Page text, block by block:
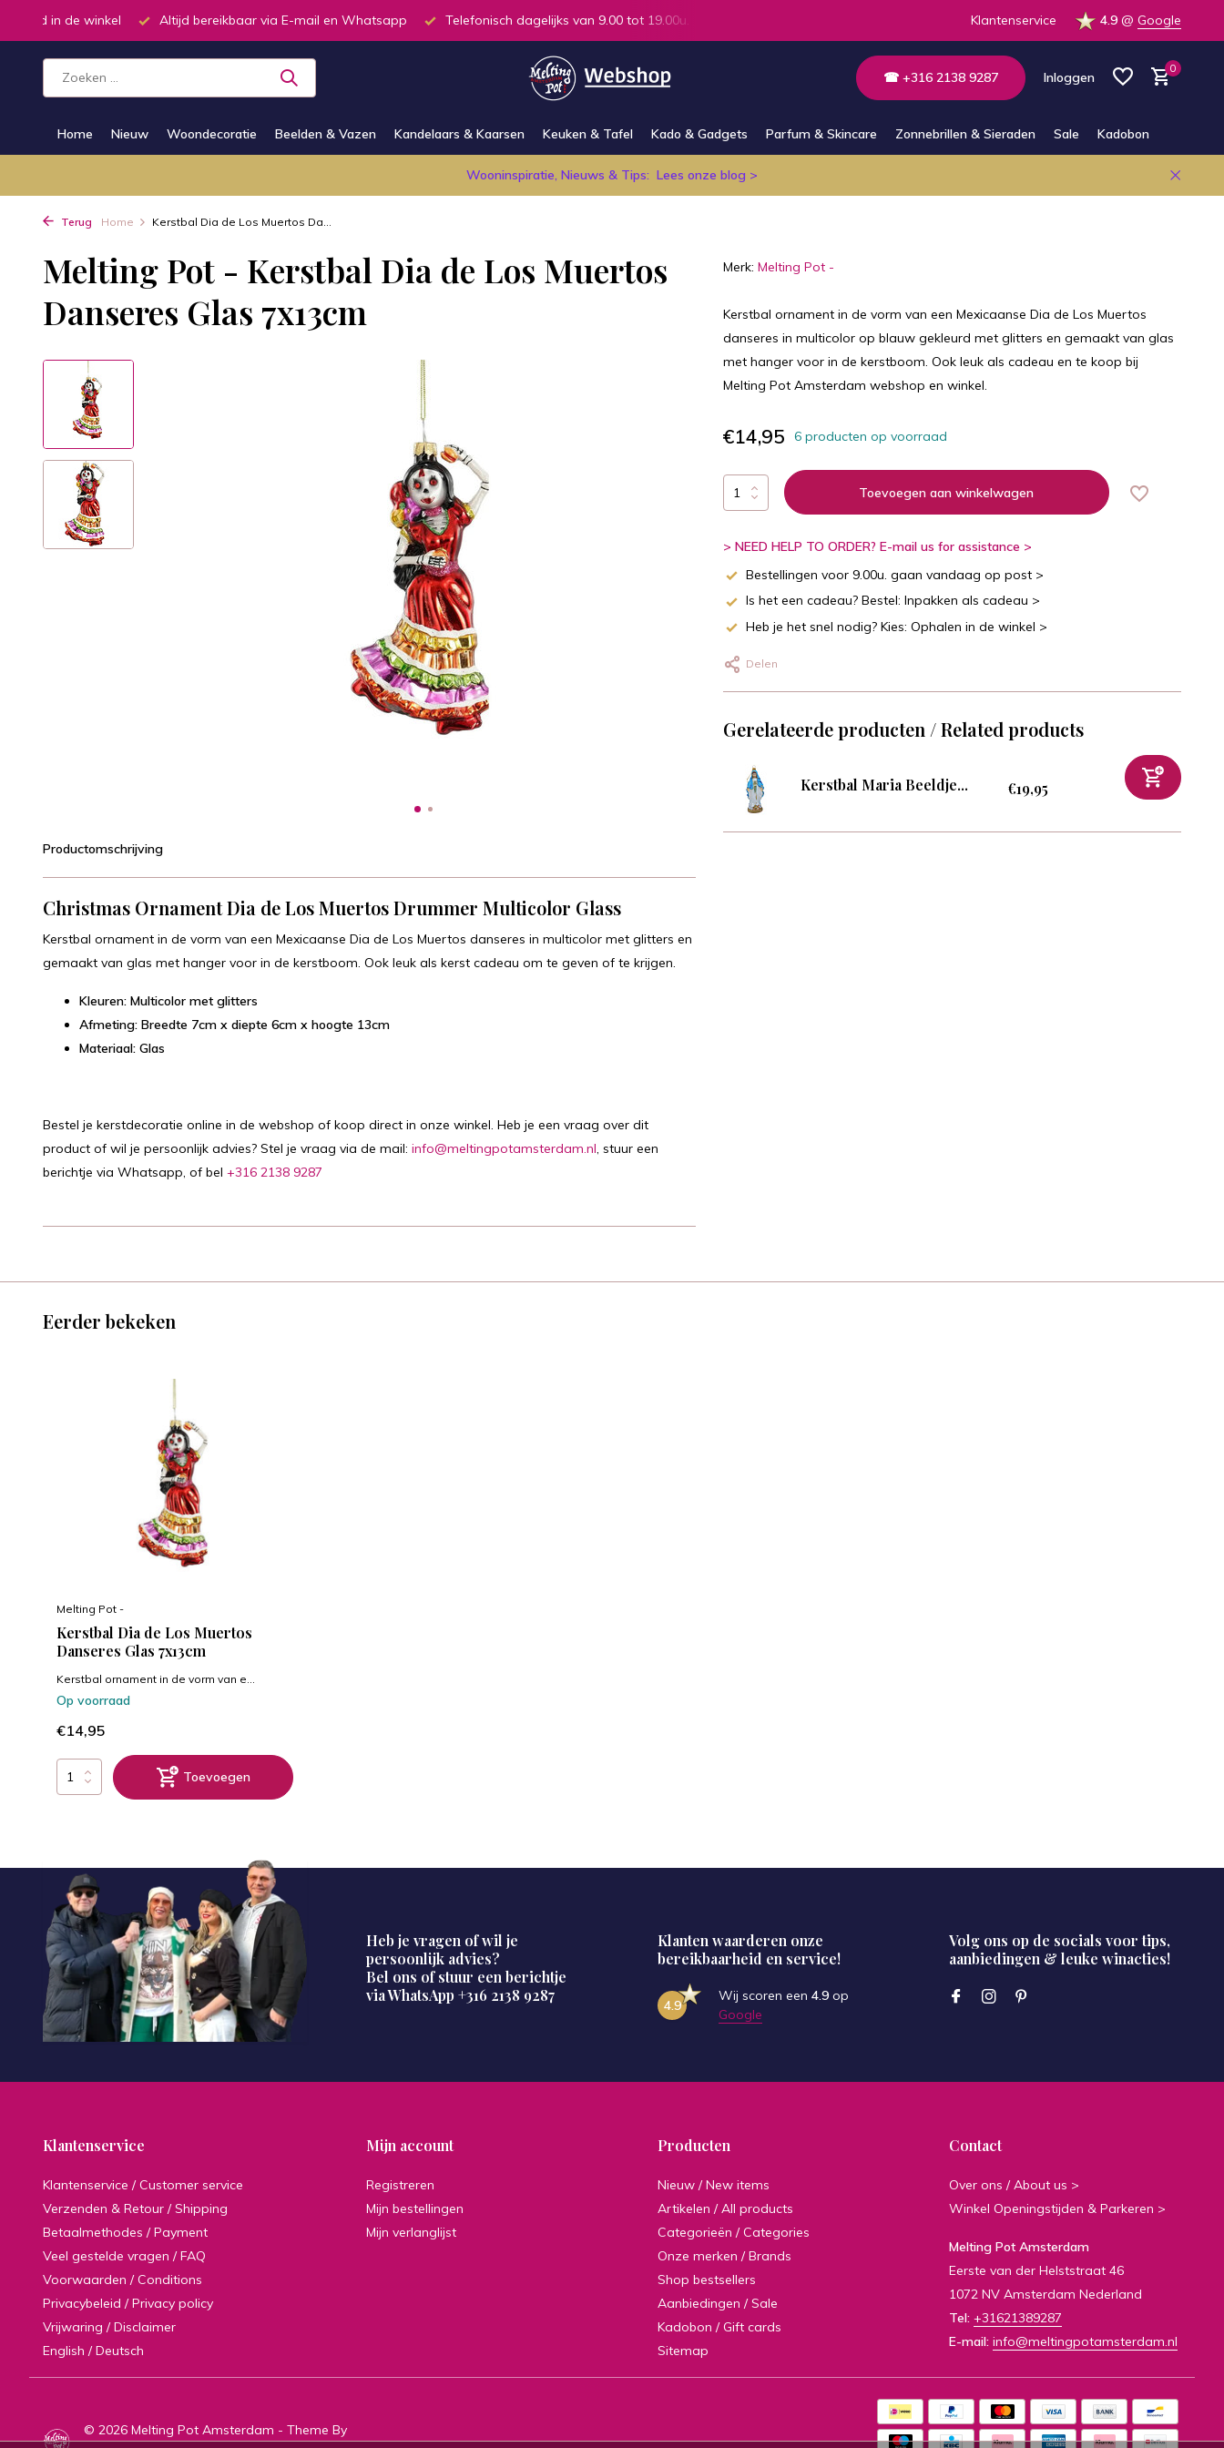
in de winkel Altijd bereikbaar via E-mail en Whatsapp Telefonisch dagelijks van 9.00 tot 19.00u. Klantenservice 4.9 @ Google
☎ +316 2138 9287 Inloggen
0
Home Nieuw Woondecoratie Beelden & Vazen Kandelaars & Kaarsen Keuken & Tafel Kado & Gadgets Parfum & Skincare Zonnebrillen & Sieraden Sale Kadobon
Wooninspiratie, Nieuws & Tips: Lees onze blog >
Terug Home Kerstbal Dia de Los Muertos Da...
Melting Pot - Kerstbal Dia de Los Muertos
Danseres Glas 7x13cm
Productomschrijving
Christmas Ornament Dia de Los Muertos Drummer Multicolor Glass
Kerstbal ornament in de vorm van een Mexicaanse Dia de Los Muertos danseres in multicolor met glitters en
gemaakt van glas met hanger voor in de kerstboom. Ook leuk als kerst cadeau om te geven of te krijgen.
Kleuren: Multicolor met glitters
Afmeting: Breedte 7cm x diepte 6cm x hoogte 13cm
Materiaal: Glas
Bestel je kerstdecoratie online in de webshop of koop direct in onze winkel. Heb je een vraag over dit
product of wil je persoonlijk advies? Stel je vraag via de mail: info@meltingpotamsterdam.nl, stuur een
berichtje via Whatsapp, of bel +316 2138 9287
Merk: Melting Pot -
Kerstbal ornament in de vorm van een Mexicaanse Dia de Los Muertos
danseres in multicolor op blauw gekleurd met glitters en gemaakt van glas
met hanger voor in de kerstboom. Ook leuk als cadeau en te koop bij
Melting Pot Amsterdam webshop en winkel.
€14,95 6 producten op voorraad
Toevoegen aan winkelwagen
> NEED HELP TO ORDER? E-mail us for assistance >
Bestellingen voor 9.00u. gaan vandaag op post >
Is het een cadeau? Bestel: Inpakken als cadeau >
Heb je het snel nodig? Kies: Ophalen in de winkel >
Delen
Gerelateerde producten / Related products
Kerstbal Maria Beeldje... €19,95
Eerder bekeken
Melting Pot -
Kerstbal Dia de Los Muertos
Danseres Glas 7x13cm
Kerstbal ornament in de vorm van e...
Op voorraad
€14,95
Toevoegen
Heb je vragen of wil je
persoonlijk advies?
Bel ons of stuur een berichtje
via WhatsApp +316 2138 9287
Klanten waarderen onze
bereikbaarheid en service!
4.9
Wij scoren een 4.9 op
Google
Volg ons op de socials voor tips,
aanbiedingen & leuke winacties!
Klantenservice
Klantenservice / Customer service
Verzenden & Retour / Shipping
Betaalmethodes / Payment
Veel gestelde vragen / FAQ
Voorwaarden / Conditions
Privacybeleid / Privacy policy
Vrijwaring / Disclaimer
English / Deutsch
Mijn account
Registreren
Mijn bestellingen
Mijn verlanglijst
Producten
Nieuw / New items
Artikelen / All products
Categorieën / Categories
Onze merken / Brands
Shop bestsellers
Aanbiedingen / Sale
Kadobon / Gift cards
Sitemap
Contact
Over ons / About us >
Winkel Openingstijden & Parkeren >
Melting Pot Amsterdam
Eerste van der Helststraat 46
1072 NV Amsterdam Nederland
Tel: +31621389287
E-mail: info@meltingpotamsterdam.nl
© 2026 Melting Pot Amsterdam - Theme By